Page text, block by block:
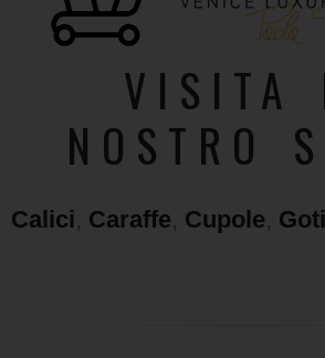
VISITA
NOSTRO
Calici, Caraffe, Cupole, Goti